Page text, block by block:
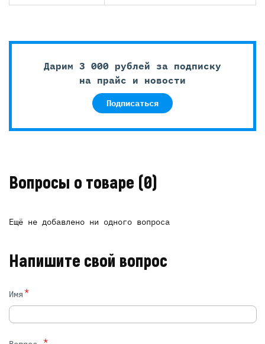
Дарим 3 000 рублей за подписку
на прайс и новости
Подписаться
Вопросы о товаре (0)
Ещё не добавлено ни одного вопроса
Напишите свой вопрос
Имя*
*